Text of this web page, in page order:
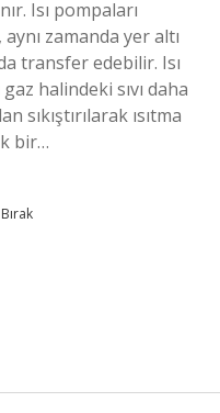
Isı pompaları
zamanda yer altı
transfer edebilir. Isı
gaz halindeki sıvı daha
ısıtma
bir…